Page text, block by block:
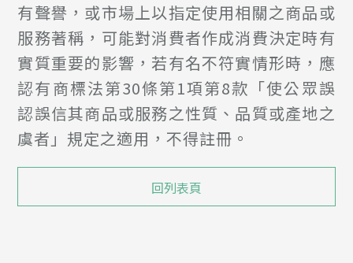
有聲譽，或市場上以指定使用相關之商品或
服務著稱，可能對消費者作成消費決定時有
實質重要的影響，若有名不符實情形時，應
認有商標法第30條第1項第8款「使公眾誤
認誤信其商品或服務之性質、品質或產地之
虞者」規定之適用，不得註冊。
回列表頁